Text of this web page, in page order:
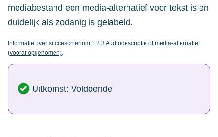
mediabestand een media-alternatief voor tekst is en
duidelijk als zodanig is gelabeld.
Informatie over succescriterium 1.2.3 Audiodescriptie of media-alternatief
(vooraf opgenomen)
Uitkomst: Voldoende